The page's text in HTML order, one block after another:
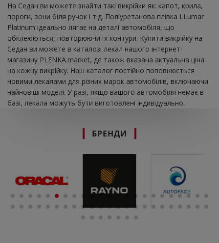
На Седан ви можете знайти такі викрійки як: капот, крила,
пороги, зони біля ручок і т.д. Поліуретанова плівка LLumar
Platinum ідеально лягає на деталі автомобіля, що
обклеюються, повторюючи їх контури. Купити викрійку на
Седан ви можете в каталозі лекал нашого інтернет-
магазину PLENKA.market, де також вказана актуальна ціна
на кожну викрійку. Наш каталог постійно поповнюється
новими лекалами для різних марок автомобілів, включаючи
найновіші моделі. У разі, якщо вашого автомобіля немає в
базі, лекала можуть бути виготовлені індивідуально.
БРЕНДИ